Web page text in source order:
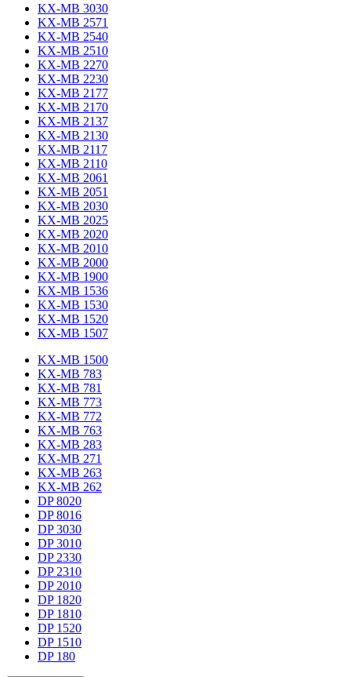
KX-MB 3030
KX-MB 2571
KX-MB 2540
KX-MB 2510
KX-MB 2270
KX-MB 2230
KX-MB 2177
KX-MB 2170
KX-MB 2137
KX-MB 2130
KX-MB 2117
KX-MB 2110
KX-MB 2061
KX-MB 2051
KX-MB 2030
KX-MB 2025
KX-MB 2020
KX-MB 2010
KX-MB 2000
KX-MB 1900
KX-MB 1536
KX-MB 1530
KX-MB 1520
KX-MB 1507
KX-MB 1500
KX-MB 783
KX-MB 781
KX-MB 773
KX-MB 772
KX-MB 763
KX-MB 283
KX-MB 271
KX-MB 263
KX-MB 262
DP 8020
DP 8016
DP 3030
DP 3010
DP 2330
DP 2310
DP 2010
DP 1820
DP 1810
DP 1520
DP 1510
DP 180